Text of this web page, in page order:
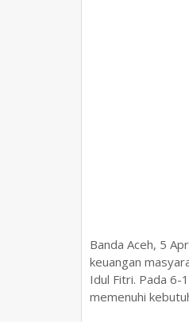
Banda Aceh, 5
keuangan
Idul Fitri. Pada 6-
memenuhi